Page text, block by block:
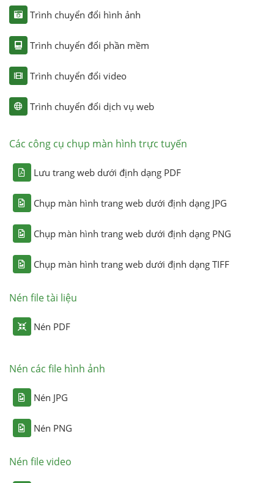
Trình chuyển đổi hình ảnh
Trình chuyển đổi phần mềm
Trình chuyển đổi video
Trình chuyển đổi dịch vụ web
Các công cụ chụp màn hình trực tuyến
Lưu trang web dưới định dạng PDF
Chụp màn hình trang web dưới định dạng JPG
Chụp màn hình trang web dưới định dạng PNG
Chụp màn hình trang web dưới định dạng TIFF
Nén file tài liệu
Nén PDF
Nén các file hình ảnh
Nén JPG
Nén PNG
Nén file video